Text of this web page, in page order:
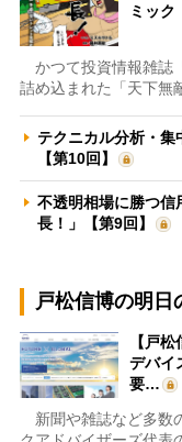
ミック
かつて投資情報雑誌
詰め込まれた「天下無
テクニカル分析・
【第10回】
不透明相場に勝つ
長！」【第9回】
戸松信博の明日
【戸
デバイ
要…
新聞や雑誌など多数